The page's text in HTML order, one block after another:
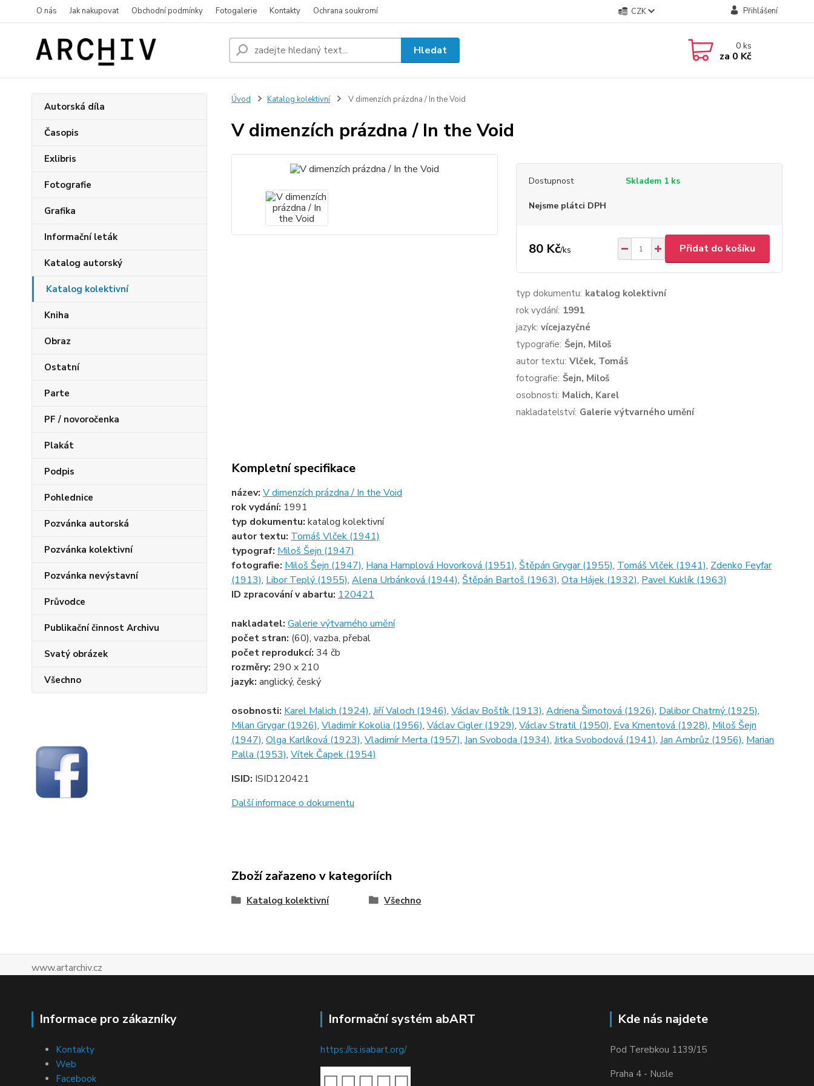
O nás Jak nakupovat Obchodní podmínky Fotogalerie Kontakty Ochrana soukromí CZK Přihlášení
Hledat 0ks
za 0 Kč
Autorská díla
Časopis
Exlibris
Fotografie
Grafika
Informační leták
Katalog autorský
Katalog kolektivní
Kniha
Obraz
Ostatní
Parte
PF / novoročenka
Plakát
Podpis
Pohlednice
Pozvánka autorská
Pozvánka kolektivní
Pozvánka nevýstavní
Průvodce
Publikační činnost Archivu
Svatý obrázek
Všechno
Úvod Katalog kolektivní V dimenzích prázdna / In the Void
V dimenzích prázdna / In the Void
Dostupnost Skladem 1 ks
Nejsme plátci DPH
80 Kč/ks Přidat do košíku
typ dokumentu: katalog kolektivní
rok vydání: 1991
jazyk: vícejazyčné
typografie: Šejn, Miloš
autor textu: Vlček, Tomáš
fotografie: Šejn, Miloš
osobnosti: Malich, Karel
nakladatelství: Galerie výtvarného umění
Kompletní specifikace
název: V dimenzích prázdna / In the Void
rok vydání: 1991
typ dokumentu: katalog kolektivní
autor textu: Tomáš Vlček (1941)
typograf: Miloš Šejn (1947)
fotografie: Miloš Šejn (1947), Hana Hamplová Hovorková (1951), Štěpán Grygar (1955), Tomáš Vlček (1941), Zdenko Feyfar
(1913), Libor Teplý (1955), Alena Urbánková (1944), Štěpán Bartoš (1963), Ota Hájek (1932), Pavel Kuklík (1963)
ID zpracování v abartu: 120421
nakladatel: Galerie výtvarného umění
počet stran: (60), vazba, přebal
počet reprodukcí: 34 čb
rozměry: 290 x 210
jazyk: anglický, český
osobnosti: Karel Malich (1924), Jiří Valoch (1946), Václav Boštík (1913), Adriena Šimotová (1926), Dalibor Chatrný (1925),
Milan Grygar (1926), Vladimír Kokolia (1956), Václav Cigler (1929), Václav Stratil (1950), Eva Kmentová (1928), Miloš Šejn
(1947), Olga Karlíková (1923), Vladimír Merta (1957), Jan Svoboda (1934), Jitka Svobodová (1941), Jan Ambrůz (1956), Marian
Palla (1953), Vítek Čapek (1954)
ISID: ISID120421
Další informace o dokumentu
Zboží zařazeno v kategoriích
Katalog kolektivní Všechno
www.artarchiv.cz
Informace pro zákazníky
Kontakty
Web
Facebook
Informační systém abART
https://cs.isabart.org/
Kde nás najdete
Pod Terebkou 1139/15
Praha 4 - Nusle